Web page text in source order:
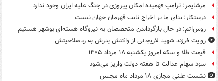
مرشایمر: ترامپ فهمیده امکان پیروزی در جنگ علیه ایران وجود ندارد
درستکار: بنای ما بر اخراج نایب قهرمان جهان نیست
روس‌اتم: در حال بازگرداندن متخصصان به نیروگاه هسته‌ای بوشهر هستیم
روایت فرزند شهید لاریجانی از واکنش پدرش به ردصلاحیتش
قیمت طلا و سکه امروز یکشنبه ۱۸ مرداد ۱۴۰۵
سود سهام عدالت تا هفته دولت واریز می‌شود
نشست علنی مجازی ۱۸ مرداد ماه مجلس